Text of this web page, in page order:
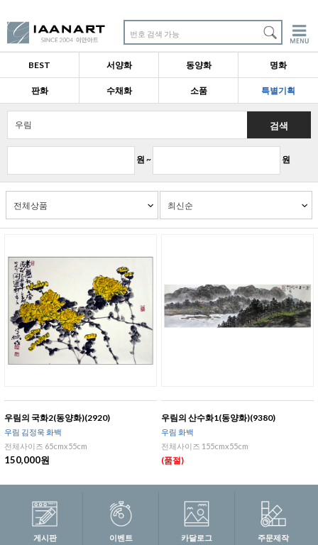
번호 검색 가능
BEST 서양화 동양화 명화
판화 수채화 소품 특별기획
원 ~ 원
검색
우림의 국화2(동양화)(2920)
우림 김정욱 화백
전체사이즈 65cmx55cm
150,000원
우림의 산수화1(동양화)(9380)
우림 화백
전체사이즈 155cmx55cm
(품절)
게시판 이벤트 카달로그 주문제작